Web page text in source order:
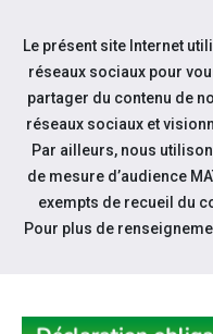
Aller au contenu
Notre actualité
DOETH : CE
Le présent site Internet
réseaux sociaux pour
partager du contenu de
réseaux sociaux et
Par ailleurs, nous
de mesure d’audience
exempts de recueil du
Pour plus de